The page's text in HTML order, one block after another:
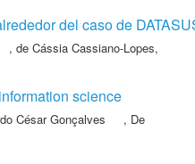
del caso de
, de Cássia Cassiano-Lopes,
science
César Gonçalves , De